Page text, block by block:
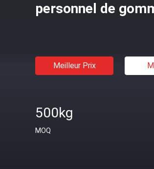
personnel de
Meilleur Prix
500kg
MOQ